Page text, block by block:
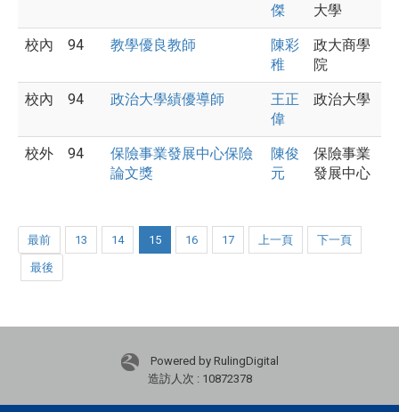
傑
大學
校內 94 教學優良教師
陳彩
稚
政大商學
院
校內 94 政治大學績優導師
王正
偉
政治大學
校外 94
保險事業發展中心保險
論文獎
陳俊
元
保險事業
發展中心
最前 13 14 15 16 17 上一頁 下一頁
最後
Powered by RulingDigital
造訪人次 : 10872378